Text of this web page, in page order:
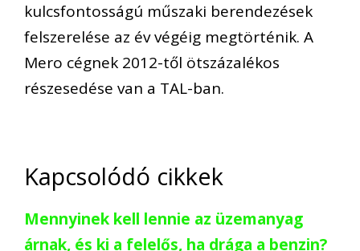
kulcsfontosságú műszaki berendezések
felszerelése az év végéig megtörténik. A
Mero cégnek 2012-től ötszázalékos
részesedése van a TAL-ban.
Kapcsolódó cikkek
Mennyinek kell lennie az üzemanyag
árnak, és ki a felelős, ha drága a benzin?